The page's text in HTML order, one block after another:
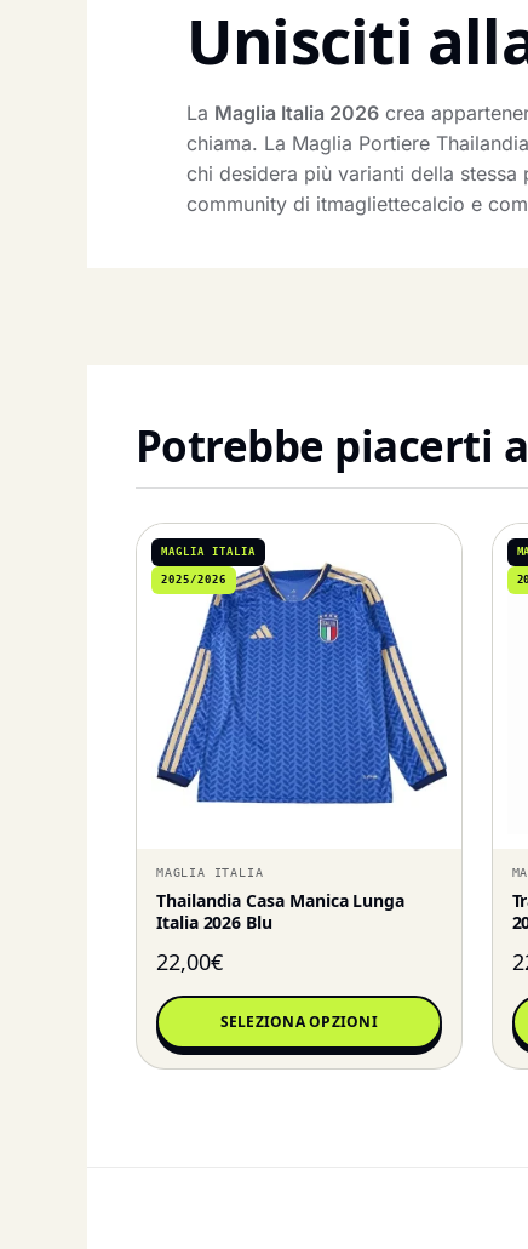
Unisciti
La Maglia Italia 2026crea
chiama. La Maglia Portiere
chi desidera più varianti della
community di itmagliettecalcio e
Potrebbe piacerti
MAGLIA ITALIA
2025/2026
MAGLIA ITALIA
Thailandia Casa Manica Lunga
Italia 2026 Blu
22,00€
SELEZIONA OPZIONI